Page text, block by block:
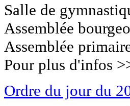
Salle de
Assemblée
Assemblée
Pour plus d'infos
Ordre du jour du